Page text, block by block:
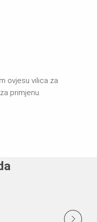
ovjesu vilica za
primjenu.